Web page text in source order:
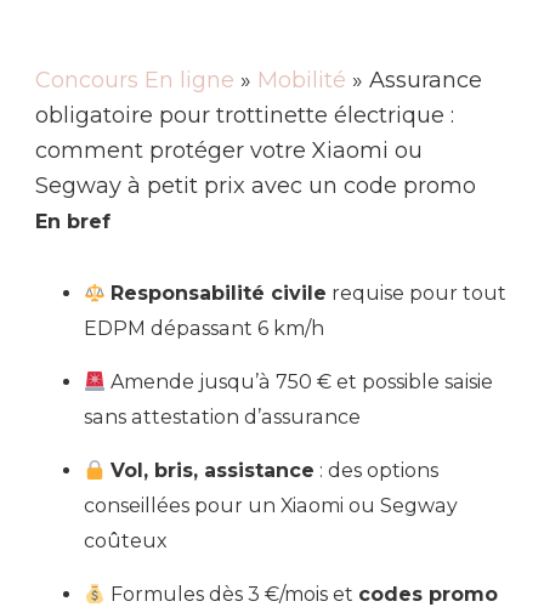
Concours En ligne » Mobilité » Assurance
obligatoire pour trottinette électrique :
comment protéger votre Xiaomi ou
Segway à petit prix avec un code promo
En bref
Responsabilité civile requise pour tout
EDPM dépassant 6 km/h
Amende jusqu’à 750 € et possible saisie
sans attestation d’assurance
Vol, bris, assistance : des options
conseillées pour un Xiaomi ou Segway
coûteux
Formules dès 3 €/mois et codes promo